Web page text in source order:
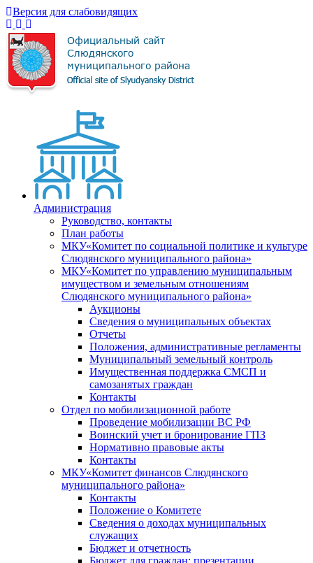
Версия для слабовидящих
Администрация
Руководство, контакты
План работы
МКУ«Комитет по социальной политике и культуре
Слюдянского муниципального района»
МКУ«Комитет по управлению муниципальным
имуществом и земельным отношениям
Слюдянского муниципального района»
Аукционы
Сведения о муниципальных объектах
Отчеты
Положения, административные регламенты
Муниципальный земельный контроль
Имущественная поддержка СМСП и
самозанятых граждан
Контакты
Отдел по мобилизационной работе
Проведение мобилизации ВС РФ
Воинский учет и бронирование ГПЗ
Нормативно правовые акты
Контакты
МКУ«Комитет финансов Слюдянского
муниципального района»
Контакты
Положение о Комитете
Сведения о доходах муниципальных
служащих
Бюджет и отчетность
Бюджет для граждан: презентации